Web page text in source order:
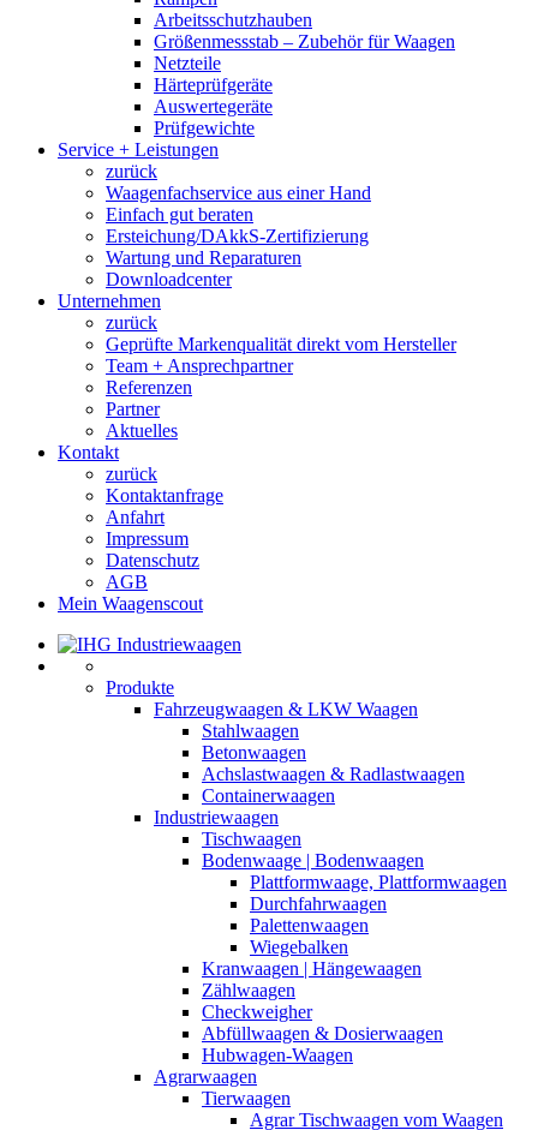
Arbeitsschutzhauben
Größenmessstab – Zubehör für Waagen
Netzteile
Härteprüfgeräte
Auswertegeräte
Prüfgewichte
Service + Leistungen
zurück
Waagenfachservice aus einer Hand
Einfach gut beraten
Ersteichung/DAkkS-Zertifizierung
Wartung und Reparaturen
Downloadcenter
Unternehmen
zurück
Geprüfte Markenqualität direkt vom Hersteller
Team + Ansprechpartner
Referenzen
Partner
Aktuelles
Kontakt
zurück
Kontaktanfrage
Anfahrt
Impressum
Datenschutz
AGB
Mein Waagenscout
Produkte
Fahrzeugwaagen & LKW Waagen
Stahlwaagen
Betonwaagen
Achslastwaagen & Radlastwaagen
Containerwaagen
Industriewaagen
Tischwaagen
Bodenwaage | Bodenwaagen
Plattformwaage, Plattformwaagen
Durchfahrwaagen
Palettenwaagen
Wiegebalken
Kranwaagen | Hängewaagen
Zählwaagen
Checkweigher
Abfüllwaagen & Dosierwaagen
Hubwagen-Waagen
Agrarwaagen
Tierwaagen
Agrar Tischwaagen vom Waagen